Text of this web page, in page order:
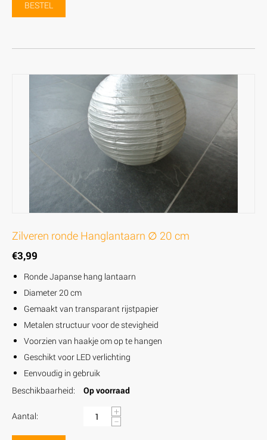
BESTEL
Zilveren ronde Hanglantaarn ∅ 20 cm
€3,99
Ronde Japanse hang lantaarn
Diameter 20 cm
Gemaakt van transparant rijstpapier
Metalen structuur voor de stevigheid
Voorzien van haakje om op te hangen
Geschikt voor LED verlichting
Eenvoudig in gebruik
Beschikbaarheid:
Op voorraad
Aantal:
+
−